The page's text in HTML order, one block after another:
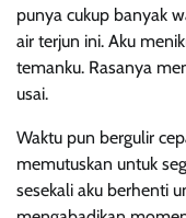
punya cukup banyak
air terjun ini. Aku
temanku. Rasanya
usai.
Waktu pun bergulir
memutuskan untuk
sesekali aku berhenti